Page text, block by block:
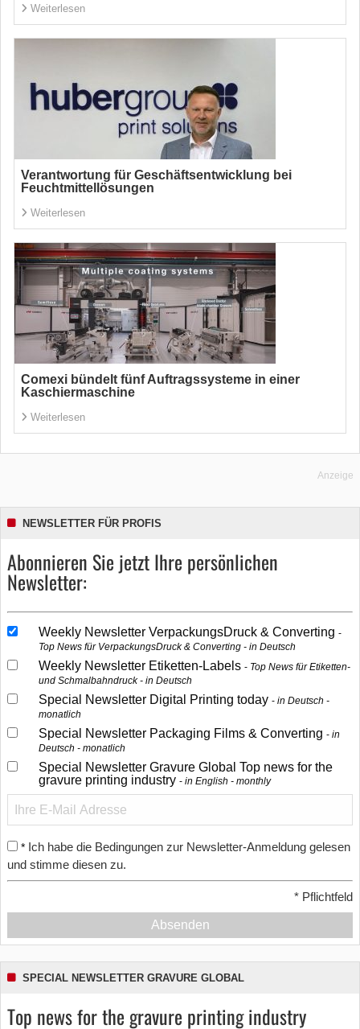
Weiterlesen
Verantwortung für Geschäftsentwicklung bei
Feuchtmittellösungen
Weiterlesen
Comexi bündelt fünf Auftragssysteme in einer
Kaschiermaschine
Weiterlesen
Anzeige
NEWSLETTER FÜR PROFIS
Abonnieren Sie jetzt Ihre persönlichen
Newsletter:
Weekly Newsletter VerpackungsDruck & Converting
Top News für VerpackungsDruck & Converting - in Deutsch
Weekly Newsletter Etiketten-Labels
Top News für Etiketten-
und Schmalbahndruck - in Deutsch
Special Newsletter Digital Printing today
in Deutsch -
monatlich
Special Newsletter Packaging Films & Converting
in
Deutsch - monatlich
Special Newsletter Gravure Global Top news for the
gravure printing industry
in English - monthly
* Ich habe die Bedingungen zur Newsletter-Anmeldung gelesen
und stimme diesen zu.
* Pflichtfeld
Absenden
SPECIAL NEWSLETTER GRAVURE GLOBAL
Top news for the gravure printing industry